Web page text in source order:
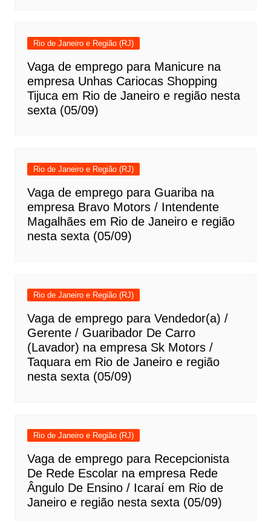
Rio de Janeiro e Região (RJ)
Vaga de emprego para Manicure na
empresa Unhas Cariocas Shopping
Tijuca em Rio de Janeiro e região nesta
sexta (05/09)
Rio de Janeiro e Região (RJ)
Vaga de emprego para Guariba na
empresa Bravo Motors / Intendente
Magalhães em Rio de Janeiro e região
nesta sexta (05/09)
Rio de Janeiro e Região (RJ)
Vaga de emprego para Vendedor(a) /
Gerente / Guaribador De Carro
(Lavador) na empresa Sk Motors /
Taquara em Rio de Janeiro e região
nesta sexta (05/09)
Rio de Janeiro e Região (RJ)
Vaga de emprego para Recepcionista
De Rede Escolar na empresa Rede
Ângulo De Ensino / Icaraí em Rio de
Janeiro e região nesta sexta (05/09)